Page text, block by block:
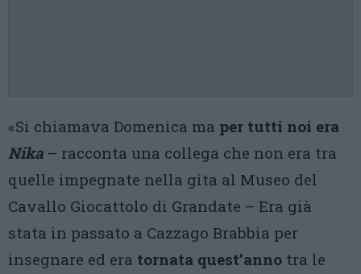
«Si chiamava Domenica ma per tutti noi era
Nika – racconta una collega che non era tra
quelle impegnate nella gita al Museo del
Cavallo Giocattolo di Grandate – Era già
stata in passato a Cazzago Brabbia per
insegnare ed era tornata quest’anno tra le